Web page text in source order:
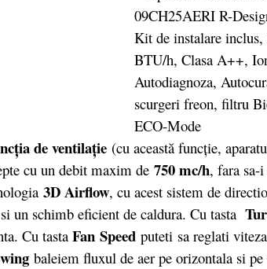
de ventilaţie (cu această funcţie,
cu un debit maxim de 750 mc/h, fara sa-
3D Airflow, cu acest sistem de
un schimb eficient de caldura. Cu tasta
Cu tastaFan Speed puteti sa reglati
baleiem fluxul de aer pe orizontala si